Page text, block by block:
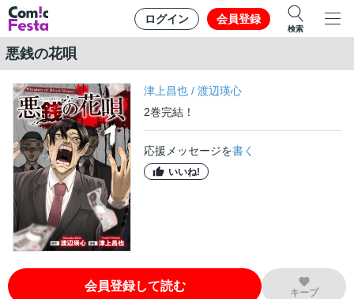
ログイン 会員登録
検索
悪銭の花唄
津上昌也 /渡辺瑛心
2巻完結！
応援メッセージを書く
いいね!
会員登録して読む キープ